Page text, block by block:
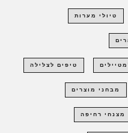
טיולי מערות
טיפים לצלילה
מבחני מוצרים
מצנחי רחיפה